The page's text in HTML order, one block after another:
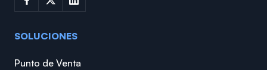
SOLUCIONES
Punto de Venta